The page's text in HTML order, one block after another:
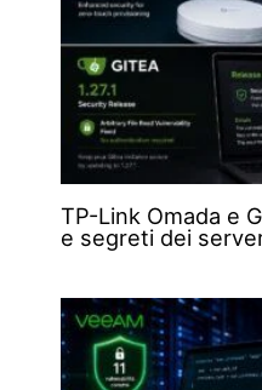
TP-Link Omada e
e segreti dei